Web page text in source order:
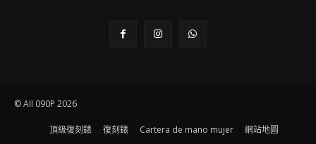
© AII 090P 2026
頂級復刻錶 復刻錶 Cartera de mano mujer 網站地圖